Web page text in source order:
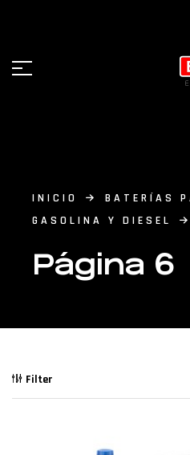
INICIO
BATERÍAS
GASOLINA Y DIESEL
Página 6
Filter